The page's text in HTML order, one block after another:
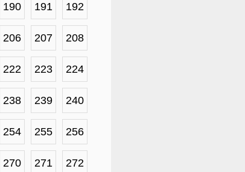
190 191 192
206 207 208
222 223 224
238 239 240
254 255 256
270 271 272